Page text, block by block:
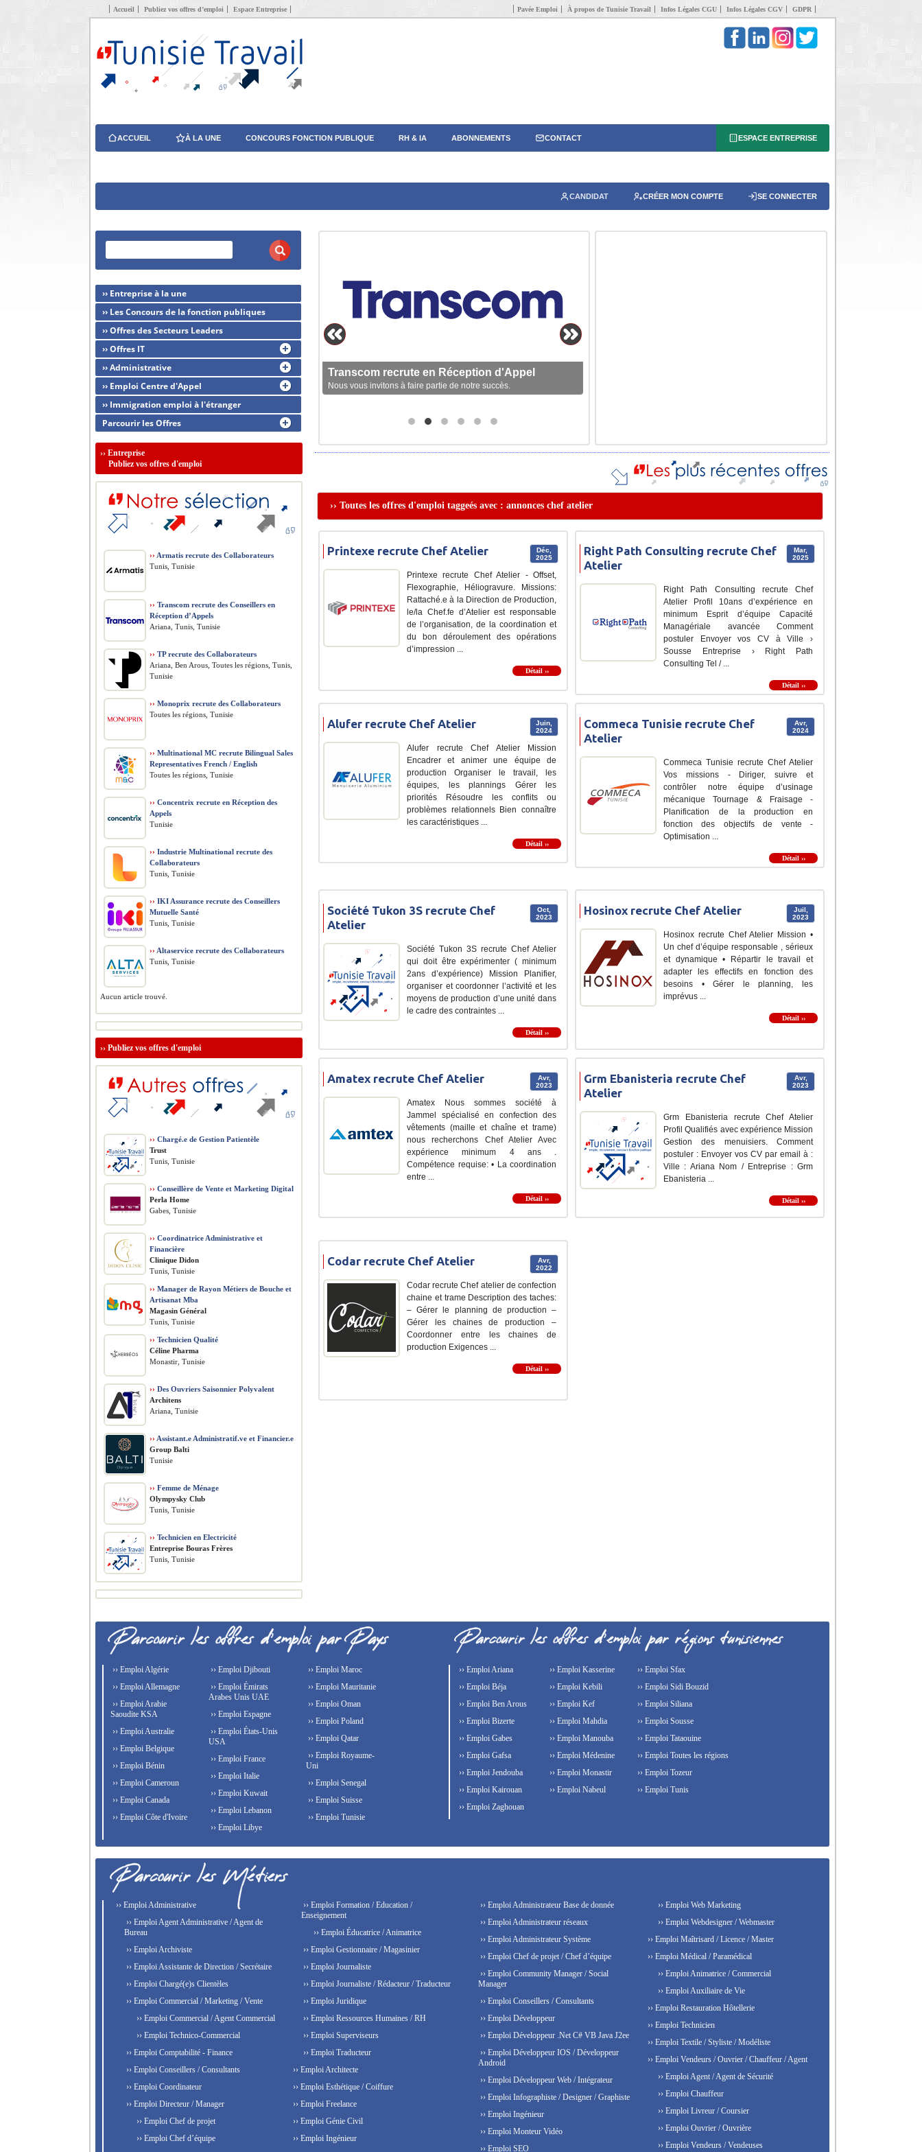
Accueil Publiez vos offres d’emploi Espace Entreprise Pavée Emploi À propos de Tunisie Travail Infos Légales CGU Infos Légales CGV GDPR
ACCUEIL À LA UNE CONCOURS FONCTION PUBLIQUE RH & IA ABONNEMENTS CONTACT ESPACE ENTREPRISE
CANDIDAT CRÉER MON COMPTE SE CONNECTER
Transcom recrute en Réception d'Appel
Nous vous invitons à faire partie de notre succès.
›› Toutes les offres d'emploi taggeés avec : annonces chef atelier
Déc,
2025
Printexe recrute Chef Atelier
Printexe recrute Chef Atelier - Offset,
Flexographie, Héliogravure. Missions:
Rattaché.e à la Direction de Production,
le/la Chef.fe d’Atelier est responsable
de l’organisation, de la coordination et
du bon déroulement des opérations
d’impression ...
Détail ››
Mar,
2025
Right Path Consulting recrute Chef
Atelier
Right Path Consulting recrute Chef
Atelier Profil 10ans d’expérience en
minimum Esprit d’équipe Capacité
Managériale avancée Comment
postuler Envoyer vos CV à Ville ›
Sousse Entreprise › Right Path
Consulting Tel / ...
Détail ››
Juin,
2024
Alufer recrute Chef Atelier
Alufer recrute Chef Atelier Mission
Encadrer et animer une équipe de
production Organiser le travail, les
équipes, les plannings Gérer les
priorités Résoudre les conflits ou
problèmes relationnels Bien connaître
les caractéristiques ...
Détail ››
Avr,
2024
Commeca Tunisie recrute Chef
Atelier
Commeca Tunisie recrute Chef Atelier
Vos missions - Diriger, suivre et
contrôler notre équipe d’usinage
mécanique Tournage & Fraisage -
Planification de la production en
fonction des objectifs de vente -
Optimisation ...
Détail ››
Oct,
2023
Société Tukon 3S recrute Chef
Atelier
Société Tukon 3S recrute Chef Atelier
qui doit être expérimenter ( minimum
2ans d’expérience) Mission Planifier,
organiser et coordonner l’activité et les
moyens de production d’une unité dans
le cadre des contraintes ...
Détail ››
Juil,
2023
Hosinox recrute Chef Atelier
Hosinox recrute Chef Atelier Mission •
Un chef d’équipe responsable , sérieux
et dynamique • Répartir le travail et
adapter les effectifs en fonction des
besoins • Gérer le planning, les
imprévus ...
Détail ››
Avr,
2023
Amatex recrute Chef Atelier
Amatex Nous sommes société à
Jammel spécialisé en confection des
vêtements (maille et chaîne et trame)
nous recherchons Chef Atelier Avec
expérience minimum 4 ans .
Compétence requise: • La coordination
entre ...
Détail ››
Avr,
2023
Grm Ebanisteria recrute Chef
Atelier
Grm Ebanisteria recrute Chef Atelier
Profil Qualifiés avec expérience Mission
Gestion des menuisiers. Comment
postuler : Envoyer vos CV par email à :
Ville : Ariana Nom / Entreprise : Grm
Ebanisteria ...
Détail ››
Avr,
2022
Codar recrute Chef Atelier
Codar recrute Chef atelier de confection
chaine et trame Description des taches:
– Gérer le planning de production –
Gérer les chaines de production –
Coordonner entre les chaines de
production Exigences ...
Détail ››
›› Entreprise à la une
›› Les Concours de la fonction publiques
›› Offres des Secteurs Leaders
›› Offres IT
›› Administrative
›› Emploi Centre d'Appel
›› Immigration emploi à l'étranger
Parcourir les Offres
›› Entreprise
Publiez vos offres d'emploi
›› Armatis recrute des Collaborateurs
Tunis, Tunisie
›› Transcom recrute des Conseillers en
Réception d’Appels
Ariana, Tunis, Tunisie
›› TP recrute des Collaborateurs
Ariana, Ben Arous, Toutes les régions, Tunis,
Tunisie
›› Monoprix recrute des Collaborateurs
Toutes les régions, Tunisie
›› Multinational MC recrute Bilingual Sales
Representatives French / English
Toutes les régions, Tunisie
›› Concentrix recrute en Réception des
Appels
Tunisie
›› Industrie Multinational recrute des
Collaborateurs
Tunis, Tunisie
›› IKI Assurance recrute des Conseillers
Mutuelle Santé
Tunis, Tunisie
›› Altaservice recrute des Collaborateurs
Tunis, Tunisie
Aucun article trouvé.
›› Publiez vos offres d'emploi
›› Chargé.e de Gestion Patientèle
Trust
Tunis, Tunisie
›› Conseillère de Vente et Marketing Digital
Perla Home
Gabes, Tunisie
›› Coordinatrice Administrative et
Financière
Clinique Didon
Tunis, Tunisie
›› Manager de Rayon Métiers de Bouche et
Artisanat Mba
Magasin Général
Tunis, Tunisie
›› Technicien Qualité
Céline Pharma
Monastir, Tunisie
›› Des Ouvriers Saisonnier Polyvalent
Architens
Ariana, Tunisie
›› Assistant.e Administratif.ve et Financier.e
Group Balti
Tunisie
›› Femme de Ménage
Olympysky Club
Tunis, Tunisie
›› Technicien en Electricité
Entreprise Bouras Frères
Tunis, Tunisie
›› Emploi Algérie
›› Emploi Allemagne
›› Emploi Arabie
Saoudite KSA
›› Emploi Australie
›› Emploi Belgique
›› Emploi Bénin
›› Emploi Cameroun
›› Emploi Canada
›› Emploi Côte d'Ivoire
›› Emploi Djibouti
›› Emploi Émirats
Arabes Unis UAE
›› Emploi Espagne
›› Emploi États-Unis
USA
›› Emploi France
›› Emploi Italie
›› Emploi Kuwait
›› Emploi Lebanon
›› Emploi Libye
›› Emploi Maroc
›› Emploi Mauritanie
›› Emploi Oman
›› Emploi Poland
›› Emploi Qatar
›› Emploi Royaume-
Uni
›› Emploi Senegal
›› Emploi Suisse
›› Emploi Tunisie
›› Emploi Ariana
›› Emploi Béja
›› Emploi Ben Arous
›› Emploi Bizerte
›› Emploi Gabes
›› Emploi Gafsa
›› Emploi Jendouba
›› Emploi Kairouan
›› Emploi Kasserine
›› Emploi Kebili
›› Emploi Kef
›› Emploi Mahdia
›› Emploi Manouba
›› Emploi Médenine
›› Emploi Monastir
›› Emploi Nabeul
›› Emploi Sfax
›› Emploi Sidi Bouzid
›› Emploi Siliana
›› Emploi Sousse
›› Emploi Tataouine
›› Emploi Toutes les régions
›› Emploi Tozeur
›› Emploi Tunis
›› Emploi Zaghouan
›› Emploi Administrative
›› Emploi Agent Administrative / Agent de
Bureau
›› Emploi Archiviste
›› Emploi Assistante de Direction / Secrétaire
›› Emploi Chargé(e)s Clientèles
›› Emploi Commercial / Marketing / Vente
›› Emploi Commercial / Agent Commercial
›› Emploi Technico-Commercial
›› Emploi Comptabilité - Finance
›› Emploi Conseillers / Consultants
›› Emploi Coordinateur
›› Emploi Directeur / Manager
›› Emploi Chef de projet
›› Emploi Chef d’équipe
›› Emploi Formation / Education /
Enseignement
›› Emploi Éducatrice / Animatrice
›› Emploi Gestionnaire / Magasinier
›› Emploi Journaliste
›› Emploi Journaliste / Rédacteur / Traducteur
›› Emploi Juridique
›› Emploi Ressources Humaines / RH
›› Emploi Superviseurs
›› Emploi Traducteur
›› Emploi Architecte
›› Emploi Esthétique / Coiffure
›› Emploi Freelance
›› Emploi Génie Civil
›› Emploi Ingénieur
›› Emploi Administrateur Base de donnée
›› Emploi Administrateur réseaux
›› Emploi Administrateur Système
›› Emploi Chef de projet / Chef d’équipe
›› Emploi Community Manager / Social
Manager
›› Emploi Conseillers / Consultants
›› Emploi Développeur
›› Emploi Développeur .Net C# VB Java J2ee
›› Emploi Développeur IOS / Développeur
Android
›› Emploi Développeur Web / Intégrateur
›› Emploi Infographiste / Designer / Graphiste
›› Emploi Ingénieur
›› Emploi Monteur Vidéo
›› Emploi SEO
›› Emploi Web Marketing
›› Emploi Webdesigner / Webmaster
›› Emploi Maîtrisard / Licence / Master
›› Emploi Médical / Paramédical
›› Emploi Animatrice / Commercial
›› Emploi Auxiliaire de Vie
›› Emploi Restauration Hôtellerie
›› Emploi Technicien
›› Emploi Textile / Styliste / Modéliste
›› Emploi Vendeurs / Ouvrier / Chauffeur / Agent
›› Emploi Agent / Agent de Sécurité
›› Emploi Chauffeur
›› Emploi Livreur / Coursier
›› Emploi Ouvrier / Ouvrière
›› Emploi Vendeurs / Vendeuses